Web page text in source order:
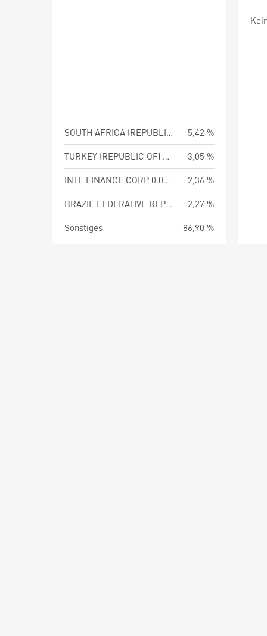
SOUTH AFRICA (REPUBLIC OF) 8.50 PCT
5,42 %
TURKEY (REPUBLIC OF) 30.00 PCT 12-SEP-2029
3,05 %
INTL FINANCE CORP 0.00 PCT 01-FEB-2038
2,36 %
BRAZIL FEDERATIVE REPUBLIC OF
2,27 %
Sonstiges
86,90 %